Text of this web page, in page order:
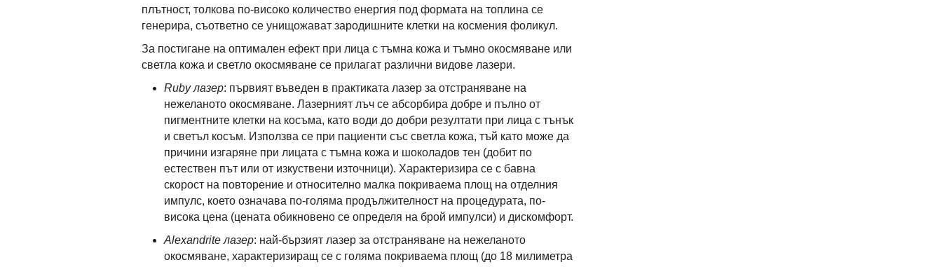
плътност, толкова по-високо количество енергия под формата на топлина се
генерира, съответно се унищожават зародишните клетки на космения фоликул.
За постигане на оптимален ефект при лица с тъмна кожа и тъмно окосмяване или
светла кожа и светло окосмяване се прилагат различни видове лазери.
Ruby лазер: първият въведен в практиката лазер за отстраняване на
нежеланото окосмяване. Лазерният лъч се абсорбира добре и пълно от
пигментните клетки на косъма, като води до добри резултати при лица с тънък
и светъл косъм. Използва се при пациенти със светла кожа, тъй като може да
причини изгаряне при лицата с тъмна кожа и шоколадов тен (добит по
естествен път или от изкуствени източници). Характеризира се с бавна
скорост на повторение и относително малка покриваема площ на отделния
импулс, което означава по-голяма продължителност на процедурата, по-
висока цена (цената обикновено се определя на брой импулси) и дискомфорт.
Alexandrite лазер: най-бързият лазер за отстраняване на нежеланото
окосмяване, характеризиращ се с голяма покриваема площ (до 18 милиметра